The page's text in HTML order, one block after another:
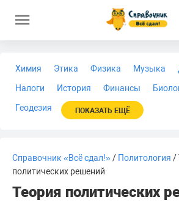
Химия Этика Физика Музыка
Налоги
История Финансы
Геодезия
ПОКАЗАТЬ ЕЩЁ
Справочник «Всё сдал!»/ Политология /
политических решений
Теория политических